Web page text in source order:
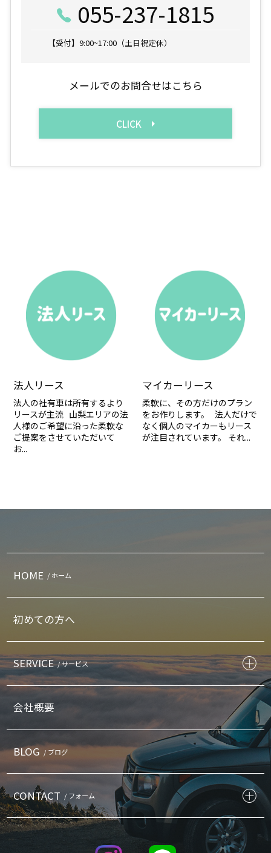
055-237-1815
【受付】9:00~17:00（土日祝定休）
メールでのお問合せはこちら
CLICK
法人リース
法人の社有車は所有するより
リースが主流 山梨エリアの法
人様のご希望に沿った柔軟な
ご提案をさせていただいて
お...
マイカーリース
柔軟に、その方だけのプラン
をお作りします。 法人だけで
なく個人のマイカーもリース
が注目されています。 それ...
HOME / ホーム
初めての方へ
SERVICE / サービス
会社概要
BLOG / ブログ
CONTACT / フォーム